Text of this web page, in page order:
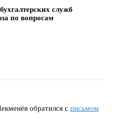
служб
по вопросам
обратился с письмом